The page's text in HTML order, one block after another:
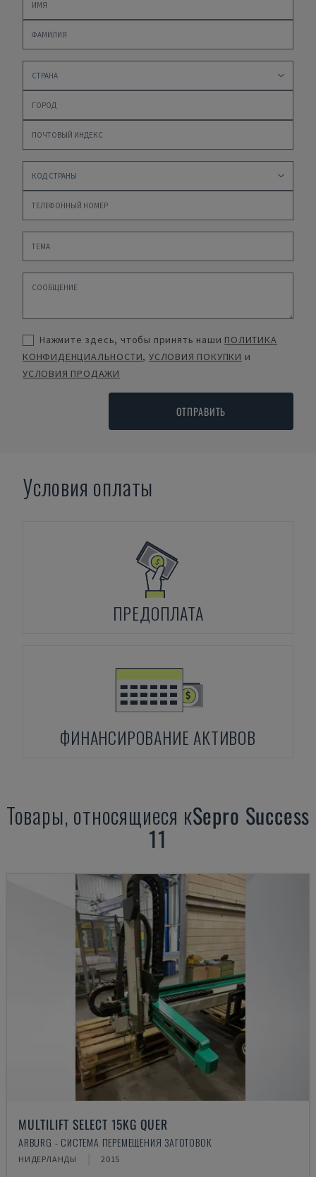
Нажмите здесь, чтобы принять наши ПОЛИТИКА
КОНФИДЕНЦИАЛЬНОСТИ,УСЛОВИЯ ПОКУПКИ и
УСЛОВИЯ ПРОДАЖИ
ОТПРАВИТЬ
Условия оплаты
ПРЕДОПЛАТА
ФИНАНСИРОВАНИЕ АКТИВОВ
Товары, относящиеся кSepro Success
11
MULTILIFT SELECT 15KG QUER
ARBURG - СИСТЕМА ПЕРЕМЕЩЕНИЯ ЗАГОТОВОК
НИДЕРЛАНДЫ 2015